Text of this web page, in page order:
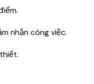
nhận công việc.